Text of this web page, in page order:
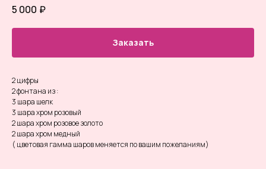
5 000 ₽
Заказать
2 цифры
2 фонтана из :
3 шара шелк
3 шара хром розовый
2 шара хром розовое золото
2 шара хром медный
( цветовая гамма шаров меняется по вашим пожеланиям)